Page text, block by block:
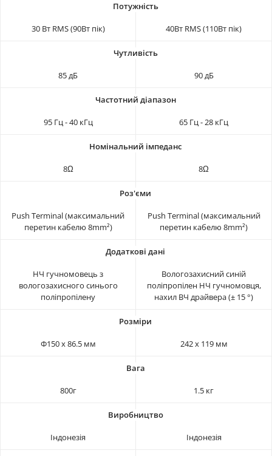
30 Вт RMS (90Вт пік) 40Вт RMS (110Вт пік)
85 дБ 90 дБ
95 Гц - 40 кГц 65 Гц - 28 кГц
8Ω 8Ω
Push Terminal (максимальний
перетин кабелю 8mm²)
Push Terminal (максимальний
перетин кабелю 8mm²)
НЧ гучномовець з
вологозахисного синього
поліпропілену
Вологозахисний синій
поліпропілен НЧ гучномовця,
нахил ВЧ драйвера (± 15 °)
Ф150 x 86.5 мм 242 x 119 мм
800г 1.5 кг
Індонезія Індонезія